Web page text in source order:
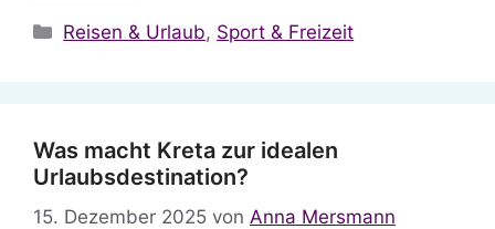
Kategorien
Reisen & Urlaub, Sport & Freizeit
Was macht Kreta zur idealen
Urlaubsdestination?
15. Dezember 2025 von Anna Mersmann